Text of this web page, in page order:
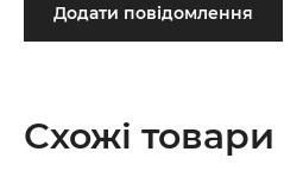
Додати повідомлення
Схожі товари